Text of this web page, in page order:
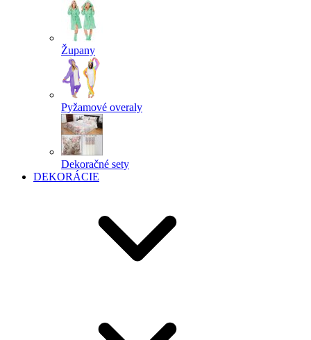
Župany
Pyžamové overaly
Dekoračné sety
DEKORÁCIE